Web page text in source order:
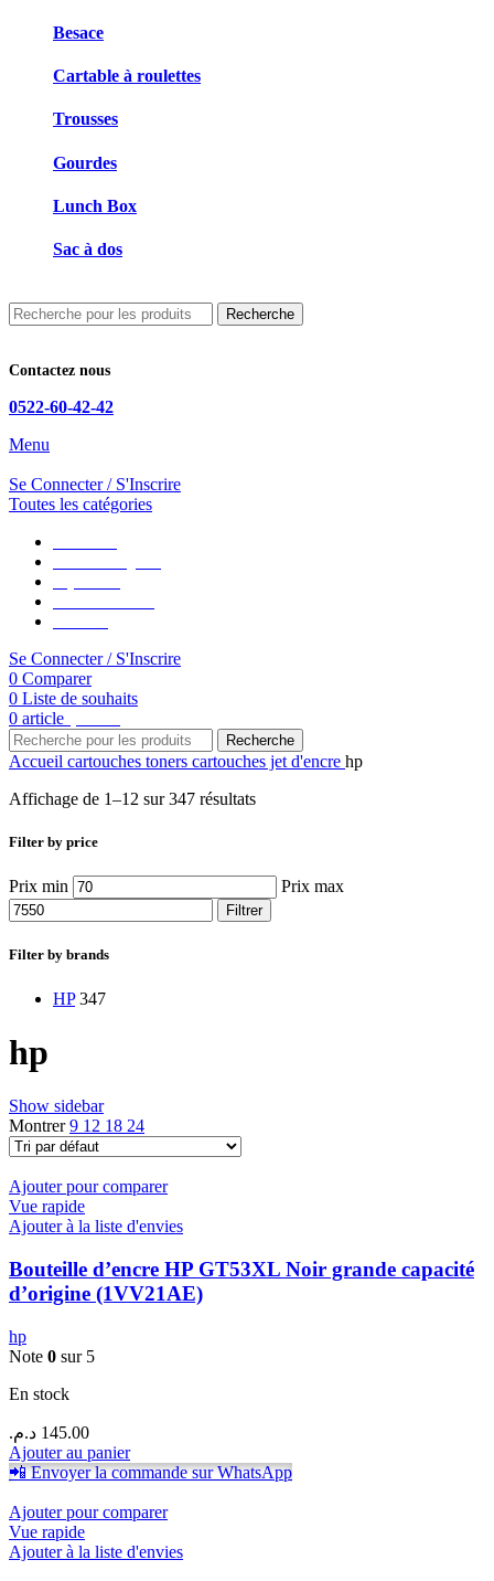
Besace
Cartable à roulettes
Trousses
Gourdes
Lunch Box
Sac à dos
Recherche
Contactez nous
0522-60-42-42
Menu
Se Connecter / S'Inscrire
Toutes les catégories
Se Connecter / S'Inscrire
0 Comparer
0 Liste de souhaits
0 article
Recherche
Accueil cartouches toners cartouches jet d'encre hp
Affichage de 1–12 sur 347 résultats
Filter by price
Prix min Prix max
Filtrer
Filter by brands
HP 347
hp
Show sidebar
Montrer9 12 18 24
Ajouter pour comparer
Vue rapide
Ajouter à la liste d'envies
Bouteille d’encre HP GT53XL Noir grande capacité
d’origine (1VV21AE)
hp
Note 0 sur 5
En stock
145.00 د.م.
Ajouter au panier
📲 Envoyer la commande sur WhatsApp
Ajouter pour comparer
Vue rapide
Ajouter à la liste d'envies